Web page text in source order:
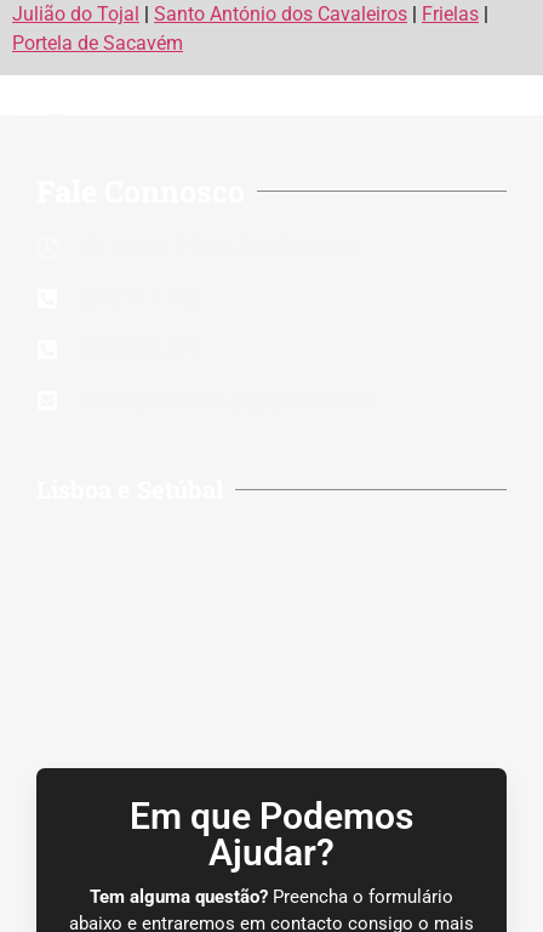
Julião do Tojal | Santo António dos Cavaleiros | Frielas |
Portela de Sacavém
Em que Podemos
Ajudar?
Tem alguma questão? Preencha o formulário
abaixo e entraremos em contacto consigo o mais